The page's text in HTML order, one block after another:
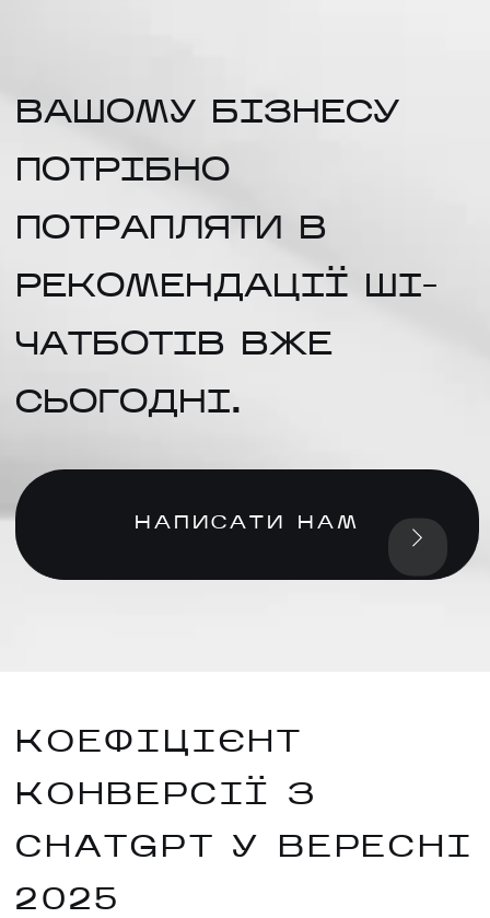
ВАШОМУ БІЗНЕСУ
ПОТРІБНО
ПОТРАПЛЯТИ В
РЕКОМЕНДАЦІЇ ШІ-
ЧАТБОТІВ ВЖЕ
СЬОГОДНІ.
НАПИСАТИ НАМ
КОЕФІЦІЄНТ
КОНВЕРСІЇ З
CHATGPT У ВЕРЕСНІ
2025